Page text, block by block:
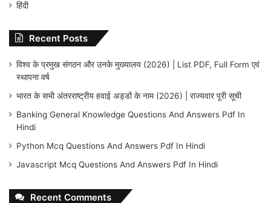
हिंदी
Recent Posts
विश्व के प्रमुख संगठन और उनके मुख्यालय (2026) | List PDF, Full Form एवं
स्थापना वर्ष
भारत के सभी अंतरराष्ट्रीय हवाई अड्डों के नाम (2026) | राज्यवार पूरी सूची
Banking General Knowledge Questions And Answers Pdf In
Hindi
Python Mcq Questions And Answers Pdf In Hindi
Javascript Mcq Questions And Answers Pdf In Hindi
Recent Comments